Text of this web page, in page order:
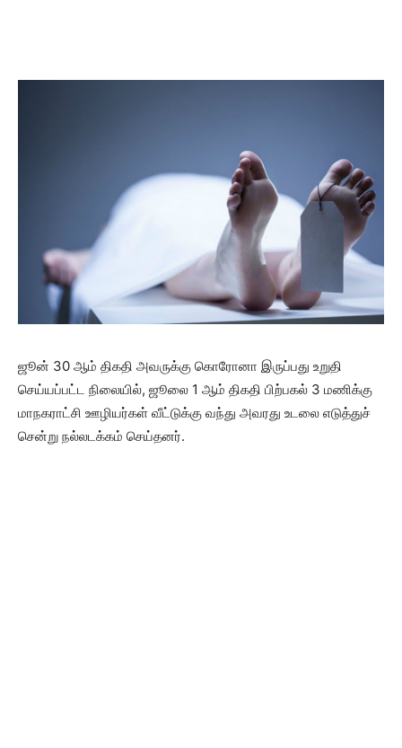
ஜூன் 30 ஆம் திகதி அவருக்கு கொரோனா இருப்பது உறுதி
செய்யப்பட்ட நிலையில், ஜூலை 1 ஆம் திகதி பிற்பகல் 3 மணிக்கு
மாநகராட்சி ஊழியர்கள் வீட்டுக்கு வந்து அவரது உடலை எடுத்துச்
சென்று நல்லடக்கம் செய்தனர்.